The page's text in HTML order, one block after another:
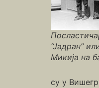
“Јадран”
Микија на
су у